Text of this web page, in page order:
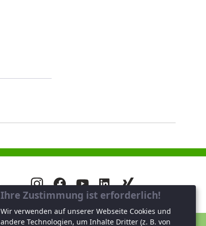
Ihre Zustimmung ist erforderlich!
Wir verwenden auf unserer Webseite Cookies und
andere Technologien, um Inhalte Dritter (z. B. von